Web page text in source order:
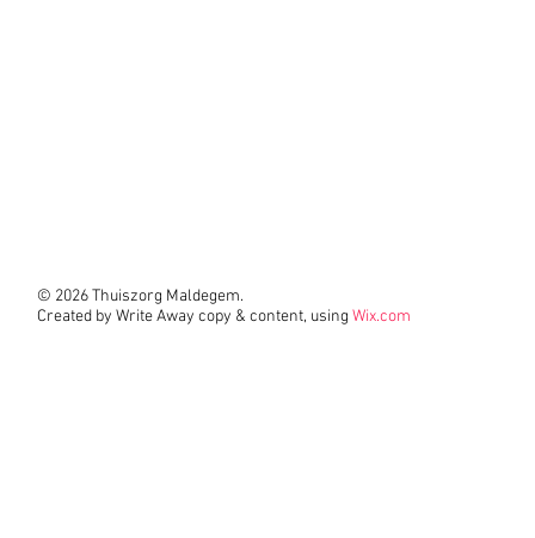
© 2026 Thuiszorg Maldegem.
Created by Write Away copy & content, using Wix.com